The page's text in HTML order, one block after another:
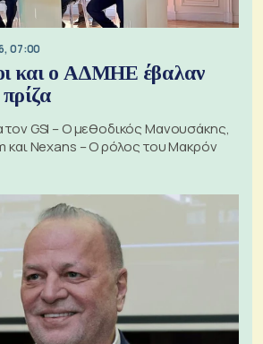
07:00
και ο ΑΔΜΗΕ έβαλαν
τον GSI – Ο μεθοδικός Μανουσάκης,
και Nexans – Ο ρόλος του Μακρόν